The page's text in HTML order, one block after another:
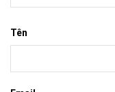
Tên